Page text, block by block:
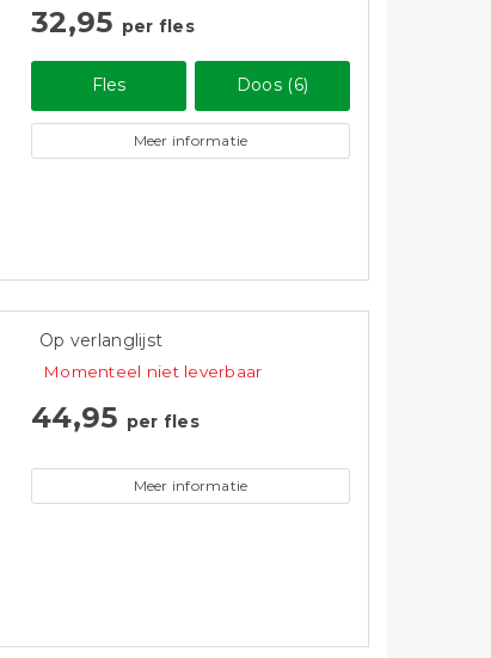
32,95 per fles
Fles Doos (6)
Meer informatie
Op verlanglijst
Momenteel niet leverbaar
44,95 per fles
Meer informatie